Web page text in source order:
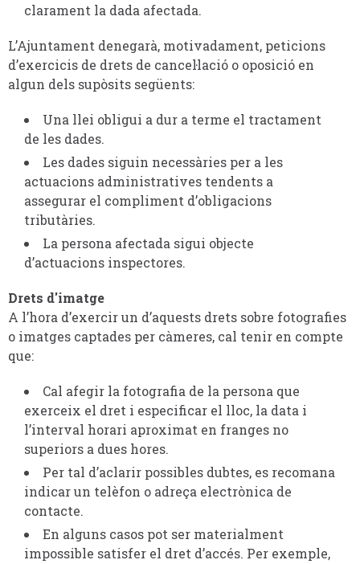
clarament la dada afectada.
L’Ajuntament denegarà, motivadament, peticions
d’exercicis de drets de cancel·lació o oposició en
algun dels supòsits següents:
Una llei obligui a dur a terme el tractament
de les dades.
Les dades siguin necessàries per a les
actuacions administratives tendents a
assegurar el compliment d’obligacions
tributàries.
La persona afectada sigui objecte
d’actuacions inspectores.
Drets d'imatge
A l’hora d’exercir un d’aquests drets sobre fotografies
o imatges captades per càmeres, cal tenir en compte
que:
Cal afegir la fotografia de la persona que
exerceix el dret i especificar el lloc, la data i
l’interval horari aproximat en franges no
superiors a dues hores.
Per tal d’aclarir possibles dubtes, es recomana
indicar un telèfon o adreça electrònica de
contacte.
En alguns casos pot ser materialment
impossible satisfer el dret d’accés. Per exemple,